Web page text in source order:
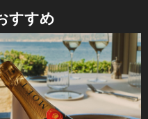
すすめ